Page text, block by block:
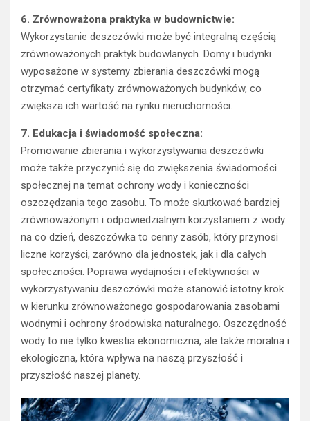
6. Zrównoważona praktyka w budownictwie:
Wykorzystanie deszczówki może być integralną częścią
zrównoważonych praktyk budowlanych. Domy i budynki
wyposażone w systemy zbierania deszczówki mogą
otrzymać certyfikaty zrównoważonych budynków, co
zwiększa ich wartość na rynku nieruchomości.
7. Edukacja i świadomość społeczna:
Promowanie zbierania i wykorzystywania deszczówki
może także przyczynić się do zwiększenia świadomości
społecznej na temat ochrony wody i konieczności
oszczędzania tego zasobu. To może skutkować bardziej
zrównoważonym i odpowiedzialnym korzystaniem z wody
na co dzień, deszczówka to cenny zasób, który przynosi
liczne korzyści, zarówno dla jednostek, jak i dla całych
społeczności. Poprawa wydajności i efektywności w
wykorzystywaniu deszczówki może stanowić istotny krok
w kierunku zrównoważonego gospodarowania zasobami
wodnymi i ochrony środowiska naturalnego. Oszczędność
wody to nie tylko kwestia ekonomiczna, ale także moralna i
ekologiczna, która wpływa na naszą przyszłość i
przyszłość naszej planety.